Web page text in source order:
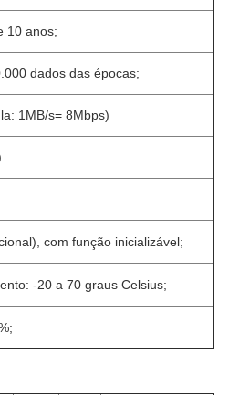
10 anos;
dados das épocas;
1MB/s= 8Mbps)
com função inicializável;
-20 a 70 graus Celsius;